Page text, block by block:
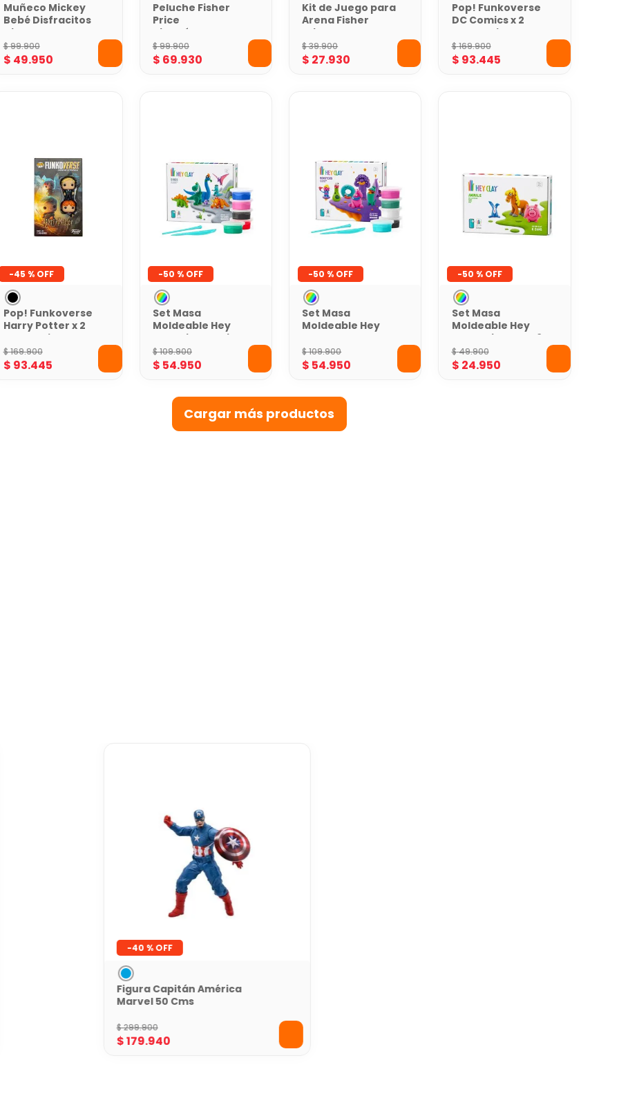
Muñeco Mickey
Bebé Disfracitos
Disney
$99.900
$ 49.950
Peluche Fisher
Price
Hipopótamo
Dormilón
$99.900
$ 69.930
Kit de Juego para
Arena Fisher
Price
$39.900
$ 27.930
Pop! Funkoverse
DC Comics x 2
Personajes
$169.900
$ 93.445
-45 %
Pop! Funkoverse
Harry Potter x 2
Personajes
$169.900
$ 93.445
-50 %
Set Masa
Moldeable Hey
Clay Dinosaurios
x 15 Envases
$109.900
$ 54.950
-50 %
Set Masa
Moldeable Hey
15 Envases
$109.900
$ 54.950
-50 %
Set Masa
Moldeable Hey
Clay Animales x 6
Envases
$49.900
$ 24.950
-40 %
Figura Capitán América
Marvel 50 Cms
$299.900
$179.940